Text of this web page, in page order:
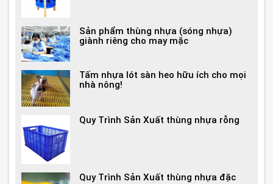
Sản phẩm thùng nhựa (sóng nhựa)
giành riêng cho may mặc
Tấm nhựa lót sàn heo hữu ích cho mọi
nhà nông!
Quy Trình Sản Xuất thùng nhựa rỗng
Quy Trình Sản Xuất thùng nhựa đặc